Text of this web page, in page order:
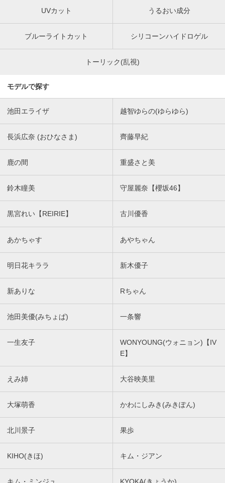
UVカット うるおい成分
ブルーライトカット シリコーンハイドロゲル
トーリック(乱視)
モデルで探す
池田エライザ 越智ゆらの(ゆらゆら)
長浜広奈 (おひなさま) 齊藤早紀
鹿の間 重盛さと美
鈴木瞳美 守屋麗奈【櫻坂46】
黒宮れい【REIRIE】 古川優香
あかちゃす あやちゃん
明日花キララ 新木優子
新ありな Rちゃん
池田美優(みちょぱ) 一条響
一生友子
WONYOUNG(ウォニョン)【IV
E】
えみ姉 大谷映美里
大塚萌香 かわにしみき(みきぽん)
北川景子 果歩
KIHO(きほ) キム・ジアン